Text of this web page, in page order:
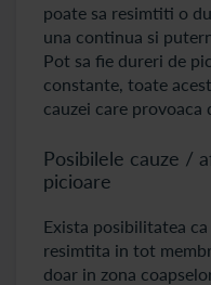
poate sa resimtiti o
una continua si
Pot sa fie dureri de
constante, toate
cauzei care provoaca
Posibilele cauze /
picioare
Exista posibilitatea
resimtita in tot
doar in zona